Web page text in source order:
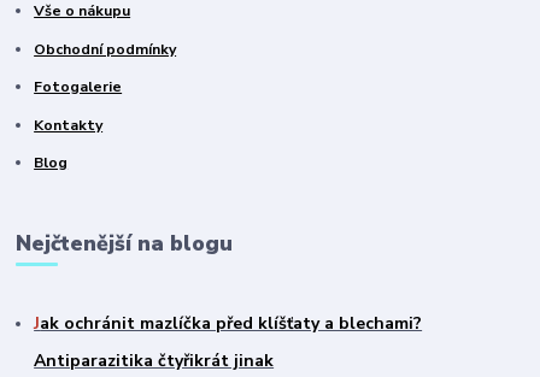
Vše o nákupu
Obchodní podmínky
Fotogalerie
Kontakty
Blog
Nejčtenější na blogu
Jak ochránit mazlíčka před klíšťaty a blechami?
Antiparazitika čtyřikrát jinak